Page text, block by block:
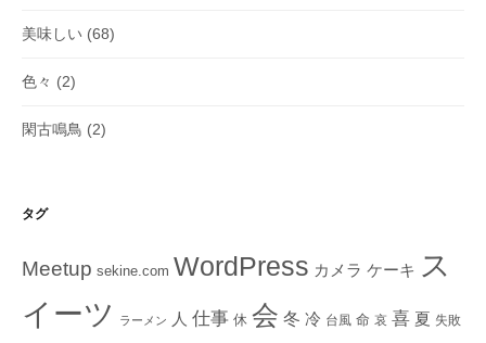
美味しい (68)
色々 (2)
閑古鳴鳥 (2)
タグ
Meetup sekine.com WordPress カメラ ケーキ ス
イーツ
ラーメン 人 仕事 休 会 冬 冷 台風 命 哀 喜 夏 失敗